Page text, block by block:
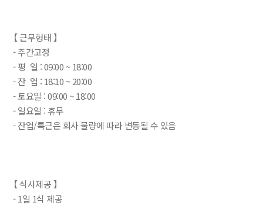
【 근무형태 】
- 주간고정
- 평 일 : 09:00 ~ 18:00
- 잔 업 : 18:10 ~ 20:00
- 토요일 : 09:00 ~ 18:00
- 일요일 : 휴무
- 잔업/특근은 회사 물량에 따라 변동될 수 있음
【 식사제공 】
- 1일 1식 제공